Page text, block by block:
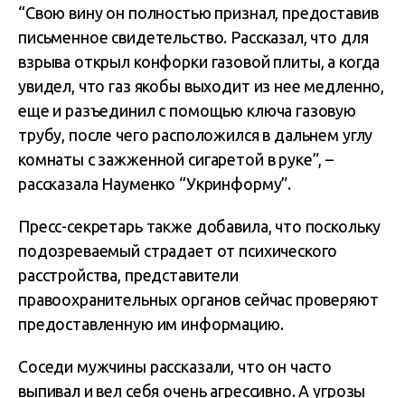
“Свою вину он полностью признал, предоставив
письменное свидетельство. Рассказал, что для
взрыва открыл конфорки газовой плиты, а когда
увидел, что газ якобы выходит из нее медленно,
еще и разъединил с помощью ключа газовую
трубу, после чего расположился в дальнем углу
комнаты с зажженной сигаретой в руке”, –
рассказала Науменко “Укринформу”.
Пресс-секретарь также добавила, что поскольку
подозреваемый страдает от психического
расстройства, представители
правоохранительных органов сейчас проверяют
предоставленную им информацию.
Соседи мужчины рассказали, что он часто
выпивал и вел себя очень агрессивно. А угрозы